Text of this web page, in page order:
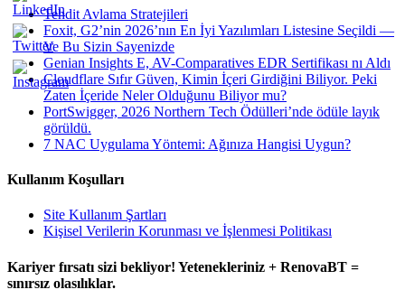
Tehdit Avlama Stratejileri
Foxit, G2’nin 2026’nın En İyi Yazılımları Listesine Seçildi —
Ve Bu Sizin Sayenizde
Genian Insights E, AV-Comparatives EDR Sertifikası nı Aldı
Cloudflare Sıfır Güven, Kimin İçeri Girdiğini Biliyor. Peki
Zaten İçeride Neler Olduğunu Biliyor mu?
PortSwigger, 2026 Northern Tech Ödülleri’nde ödüle layık
görüldü.
7 NAC Uygulama Yöntemi: Ağınıza Hangisi Uygun?
Kullanım Koşulları
Site Kullanım Şartları
Kişisel Verilerin Korunması ve İşlenmesi Politikası
Kariyer fırsatı sizi bekliyor! Yetenekleriniz + RenovaBT =
sınırsız olasılıklar.